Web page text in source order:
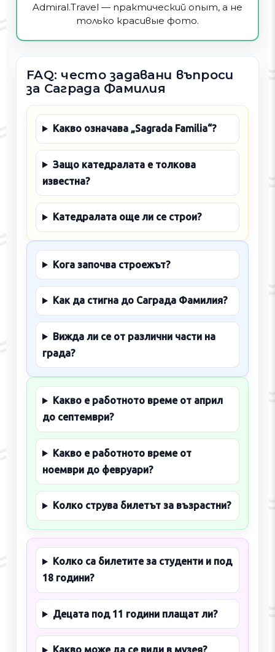
Admiral.Travel — практический опыт, а не
только красивые фото.
FAQ: често задавани въпроси
за Саграда Фамилия
Какво означава „Sagrada Familia“?
Защо катедралата е толкова
известна?
Катедралата още ли се строи?
Кога започва строежът?
Как да стигна до Саграда Фамилия?
Вижда ли се от различни части на
града?
Какво е работното време от април
до септември?
Какво е работното време от
ноември до февруари?
Колко струва билетът за възрастни?
Колко са билетите за студенти и под
18 години?
Децата под 11 години плащат ли?